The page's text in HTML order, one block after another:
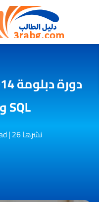
SQL و NET Code
نشرها imad imad |26 يونيو، 2026